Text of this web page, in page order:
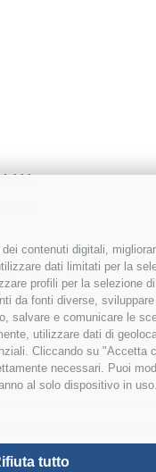
contenuti digitali,
dati limitati per la
profili per la selezione
da fonti diverse,
salvare e comunicare le
utilizzare dati di
Cliccando su "Accetta
necessari. Puoi
al solo dispositivo in uso.
tutto
444